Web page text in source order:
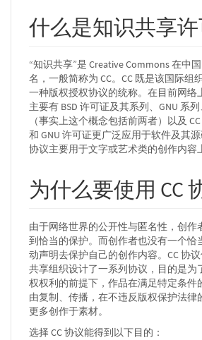
什么是知识共享
“知识共享”是 Creative Commons 在中
名，一般简称为 CC。CC 既是该国际组
一种版权授权协议的统称。在目前网络
主要有 BSD 许可证及其系列、GNU 系
（事实上这个概念包括前两者）以及
和 GNU 许可证更广泛应用于软件及其
协议主要用于文字或艺术类的创作内容
为什么要使用 CC
由于网络世界的公开性与匿名性，创作
到恰当的保护。而创作者也没有一个恰
动声明去保护自己的创作内容。CC 协
共享组织设计了一系列协议，目的是为
权权利的前提下，作品在满足特定条件
由复制、传播，在不违反版权保护法律
更多创作于素材。
选择 CC 协议能得到以下目的：